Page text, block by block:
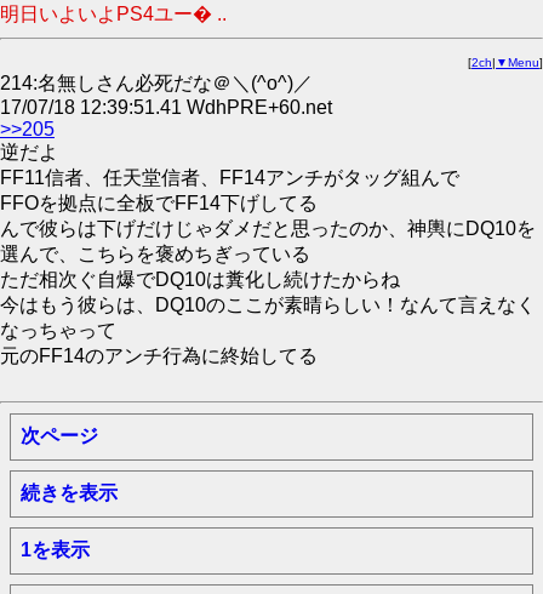
明日いよいよPS4ユー� ..
[2ch| ▼Menu]
214:名無しさん必死だな＠＼(^o^)／
17/07/18 12:39:51.41 WdhPRE+60.net
>>205
逆だよ
FF11信者、任天堂信者、FF14アンチがタッグ組んで
FFOを拠点に全板でFF14下げしてる
んで彼らは下げだけじゃダメだと思ったのか、神輿にDQ10を
選んで、こちらを褒めちぎっている
ただ相次ぐ自爆でDQ10は糞化し続けたからね
今はもう彼らは、DQ10のここが素晴らしい！なんて言えなく
なっちゃって
元のFF14のアンチ行為に終始してる
次ページ
続きを表示
1を表示